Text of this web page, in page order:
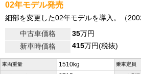
02年モデル発売
細部を変更した02年モデルを導入。（
中古車価格
35万円
新車時価格
415万円(税抜)
車両重量 1510kg 乗車定員